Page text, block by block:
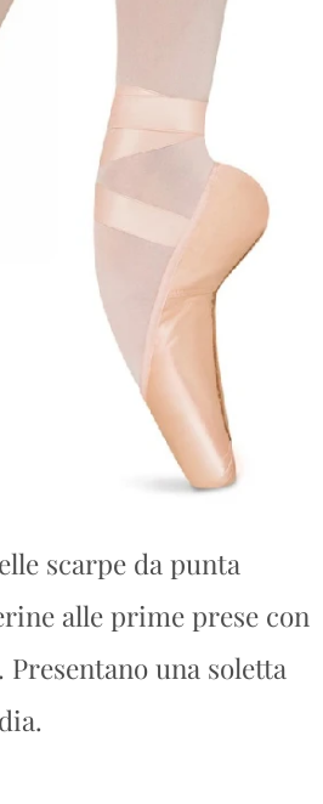
scarpe da punta
alle prime prese con
una soletta